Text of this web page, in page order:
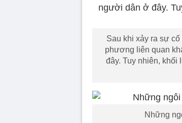
Sau khi xảy ra sự
phương liên quan
đây. Tuy nhiên, khối
Những